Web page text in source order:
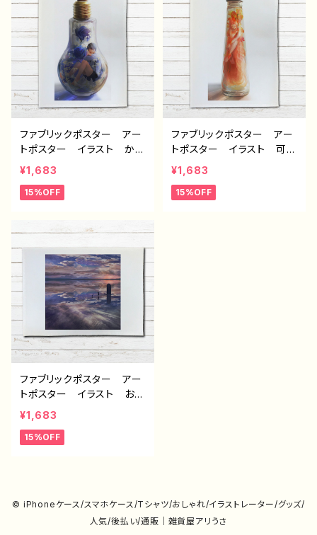
アリウム(黄) 作：アナ B-
アリウム(紫) 作：アナ B-
ファブリックポスター アー
トポスター イラスト かっ
こいい 男の子 イケメ
ン ショタ おしゃれ エモ
い インテリア おすす
ン グッズ タイトル：フェ
アリウム(青) 作：アナ B-
2
¥1,683
15%OFF
ファブリックポスター アー
トポスター イラスト 可愛
い女の子 おしゃれ エモ
い インテリア おすす
め 個性的 人気 クリエ
¥1,683
15%OFF
ファブリックポスター アー
トポスター イラスト おし
ゃれ エモい 風景 綺
麗 美しい 景色 インテ
リア おすすめ 個性的
ズ タイトル：zero 作：ア
¥1,683
15%OFF
© iPhoneケース/スマホケース/Tシャツ/おしゃれ/イラストレーター/グッズ/
人気/後払い/通販｜雑貨屋アリうさ